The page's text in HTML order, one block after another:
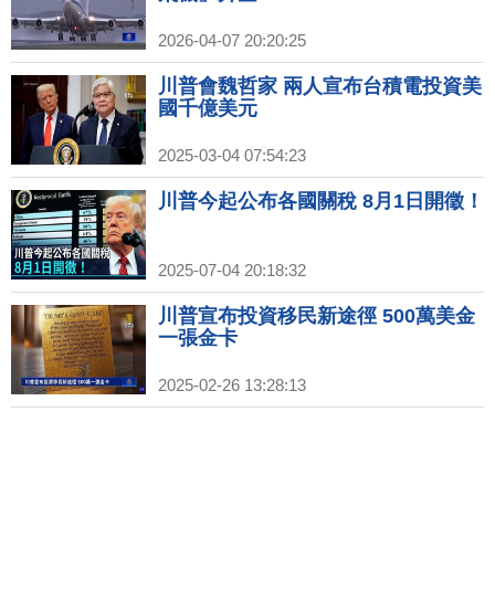
2026-04-07 20:20:25
川普會魏哲家 兩人宣布台積電投資美
國千億美元
2025-03-04 07:54:23
川普今起公布各國關稅 8月1日開徵！
2025-07-04 20:18:32
川普宣布投資移民新途徑 500萬美金
一張金卡
2025-02-26 13:28:13